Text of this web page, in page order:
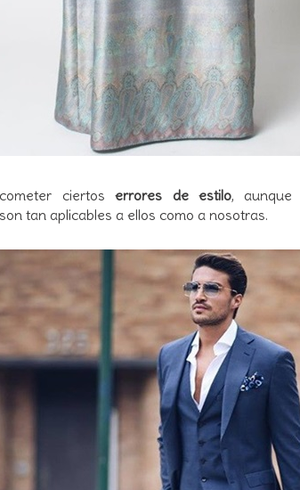
ciertoserrores de estilo, aunque
tan aplicables a ellos como a nosotras.